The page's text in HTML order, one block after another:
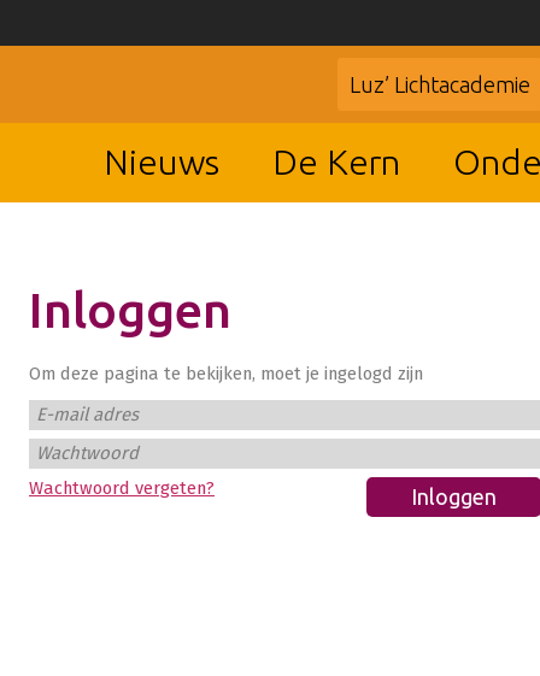
Luz’ Lichtacademie
Nieuws De Kern
Inloggen
Om deze pagina te bekijken, moet je ingelogd zijn
E-mail adres
Wachtwoord
Wachtwoord vergeten?